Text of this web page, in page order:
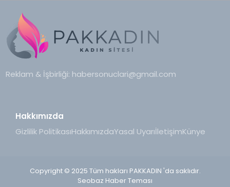
Reklam & İşbirliği: habersonuclari@gmail.com
Hakkımızda
Gizlilik PolitikasıHakkımızdaYasal UyarıİletişimKünye
Copyright © 2025 Tüm hakları PAKKADIN 'da saklıdır.
Seobaz Haber Teması